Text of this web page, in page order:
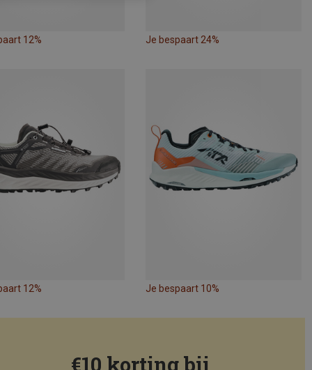
12% Je bespaart 24%
12% Je bespaart 10%
€10 korting bij